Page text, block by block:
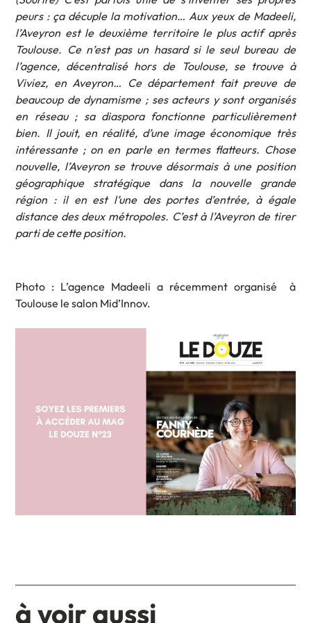
peurs : ça décuple la motivation… Aux yeux de Madeeli,
l’Aveyron est le deuxième territoire le plus actif après
Toulouse. Ce n’est pas un hasard si le seul bureau de
l’agence, décentralisé hors de Toulouse, se trouve à
Viviez, en Aveyron… Ce département fait preuve de
beaucoup de dynamisme ; ses acteurs y sont organisés
en réseau ; sa diaspora fonctionne particulièrement
bien. Il jouit, en réalité, d’une image économique très
intéressante ; on en parle en termes flatteurs. Chose
nouvelle, l’Aveyron se trouve désormais à une position
géographique stratégique dans la nouvelle grande
région : il en est l’une des portes d’entrée, à égale
distance des deux métropoles. C’est à l’Aveyron de tirer
parti de cette position.
Photo : L’agence Madeeli a récemment organisé à
Toulouse le salon Mid’Innov.
à voir aussi